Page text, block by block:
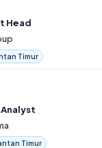
Head
Timur
Timur